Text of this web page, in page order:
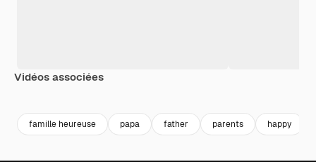
Vidéos associées
famille heureuse papa father parents happy